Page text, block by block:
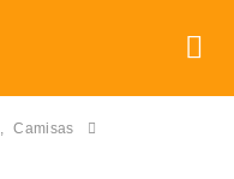
, Camisas